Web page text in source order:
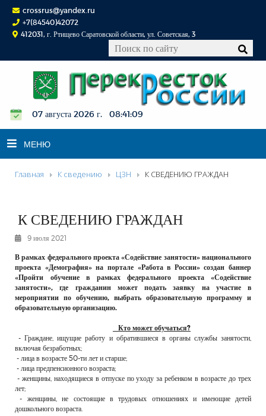
crossrus@yandex.ru
+7(84540)42072
412031, г. Ртищево Саратовской области, ул. Советская, 3
07 августа 2026 г. 08:41:10
МЕНЮ
К СВЕДЕНИЮ
КОНКУРСЫ
ФОТОРЕПОРТАЖИ
РЕКЛАМОДАТЕЛЯМ
ОБЪЯВЛЕНИЯ
КОНТАКТЫ
Главная К сведению ЦЗН К СВЕДЕНИЮ ГРАЖДАН
К СВЕДЕНИЮ ГРАЖДАН
9 июля 2021
В рамках федерального проекта «Содействие занятости» национального
проекта «Демография» на портале «Работа в России» создан баннер
«Пройти обучение в рамках федерального проекта «Содействие
занятости», где гражданин может подать заявку на участие в
мероприятии по обучению, выбрать образовательную программу и
образовательную организацию.
Кто может обучаться?
- Граждане, ищущие работу и обратившиеся в органы службы занятости,
включая безработных;
- лица в возрасте 50-ти лет и старше;
- лица предпенсионного возраста;
- женщины, находящиеся в отпуске по уходу за ребенком в возрасте до трех
лет;
- женщины, не состоящие в трудовых отношениях и имеющие детей
дошкольного возраста.